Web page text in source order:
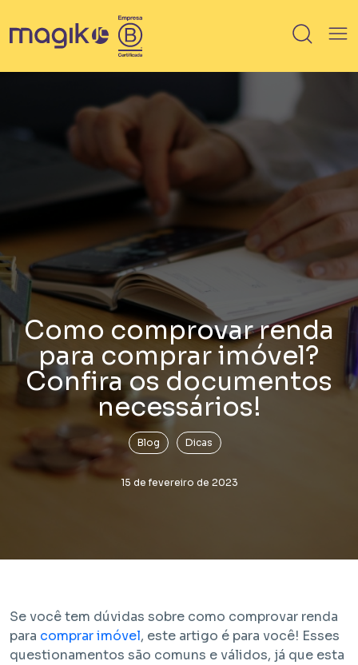
Como comprovar renda
para comprar imóvel?
Confira os documentos
necessários!
Blog Dicas
15 de fevereiro de 2023
Se você tem dúvidas sobre como comprovar renda
para comprar imóvel, este artigo é para você! Esses
questionamentos são comuns e válidos, já que esta
Em Obra
100% vendido
Saiba mais sobre HIS / HMP
Bem Viver Praça Fortunato